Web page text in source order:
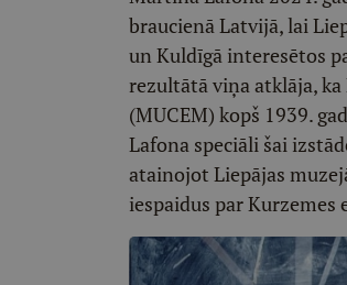
braucienā Latvijā, lai
un Kuldīgā interesētos
rezultātā viņa atklāja,
(MUCEM) kopš 1939.
Lafona speciāli šai
atainojot Liepājas
iespaidus par